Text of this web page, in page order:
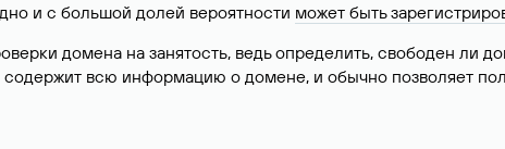
и с большой долей вероятности может быть
домена на занятость, ведь определить, свободен ли
всю информацию о домене, и обычно позволяет